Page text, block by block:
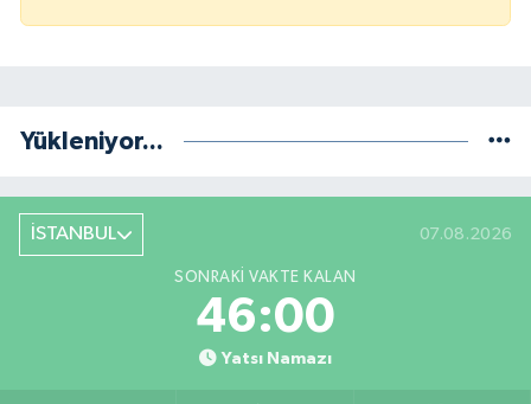
Yükleniyor...
İSTANBUL 07.08.2026
SONRAKI VAKTE KALAN
45:59
Yatsı Namazı